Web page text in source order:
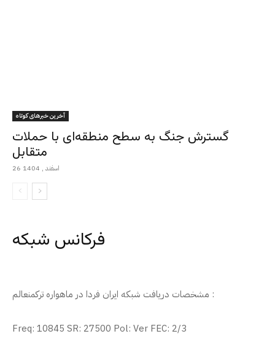
آخرین خبرهای کوتاه
گسترش جنگ به سطح منطقه‌ای با حملات
متقابل
26 اسفند , 1404
فرکانس شبکه
مشخصات دریافت شبکه ایران فردا در ماهواره ترکمنعالم :
Freq: 10845 SR: 27500 Pol: Ver FEC: 2/3